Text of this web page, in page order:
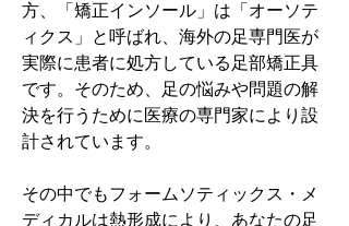
方、「矯正インソール」は「オーソテ
ィクス」と呼ばれ、海外の足専門医が
実際に患者に処方している足部矯正具
です。そのため、足の悩みや問題の解
決を行うために医療の専門家により設
計されています。
その中でもフォームソティックス・メ
ディカルは熱形成により、あなたの足